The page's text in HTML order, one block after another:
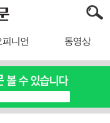
피니언 동영상